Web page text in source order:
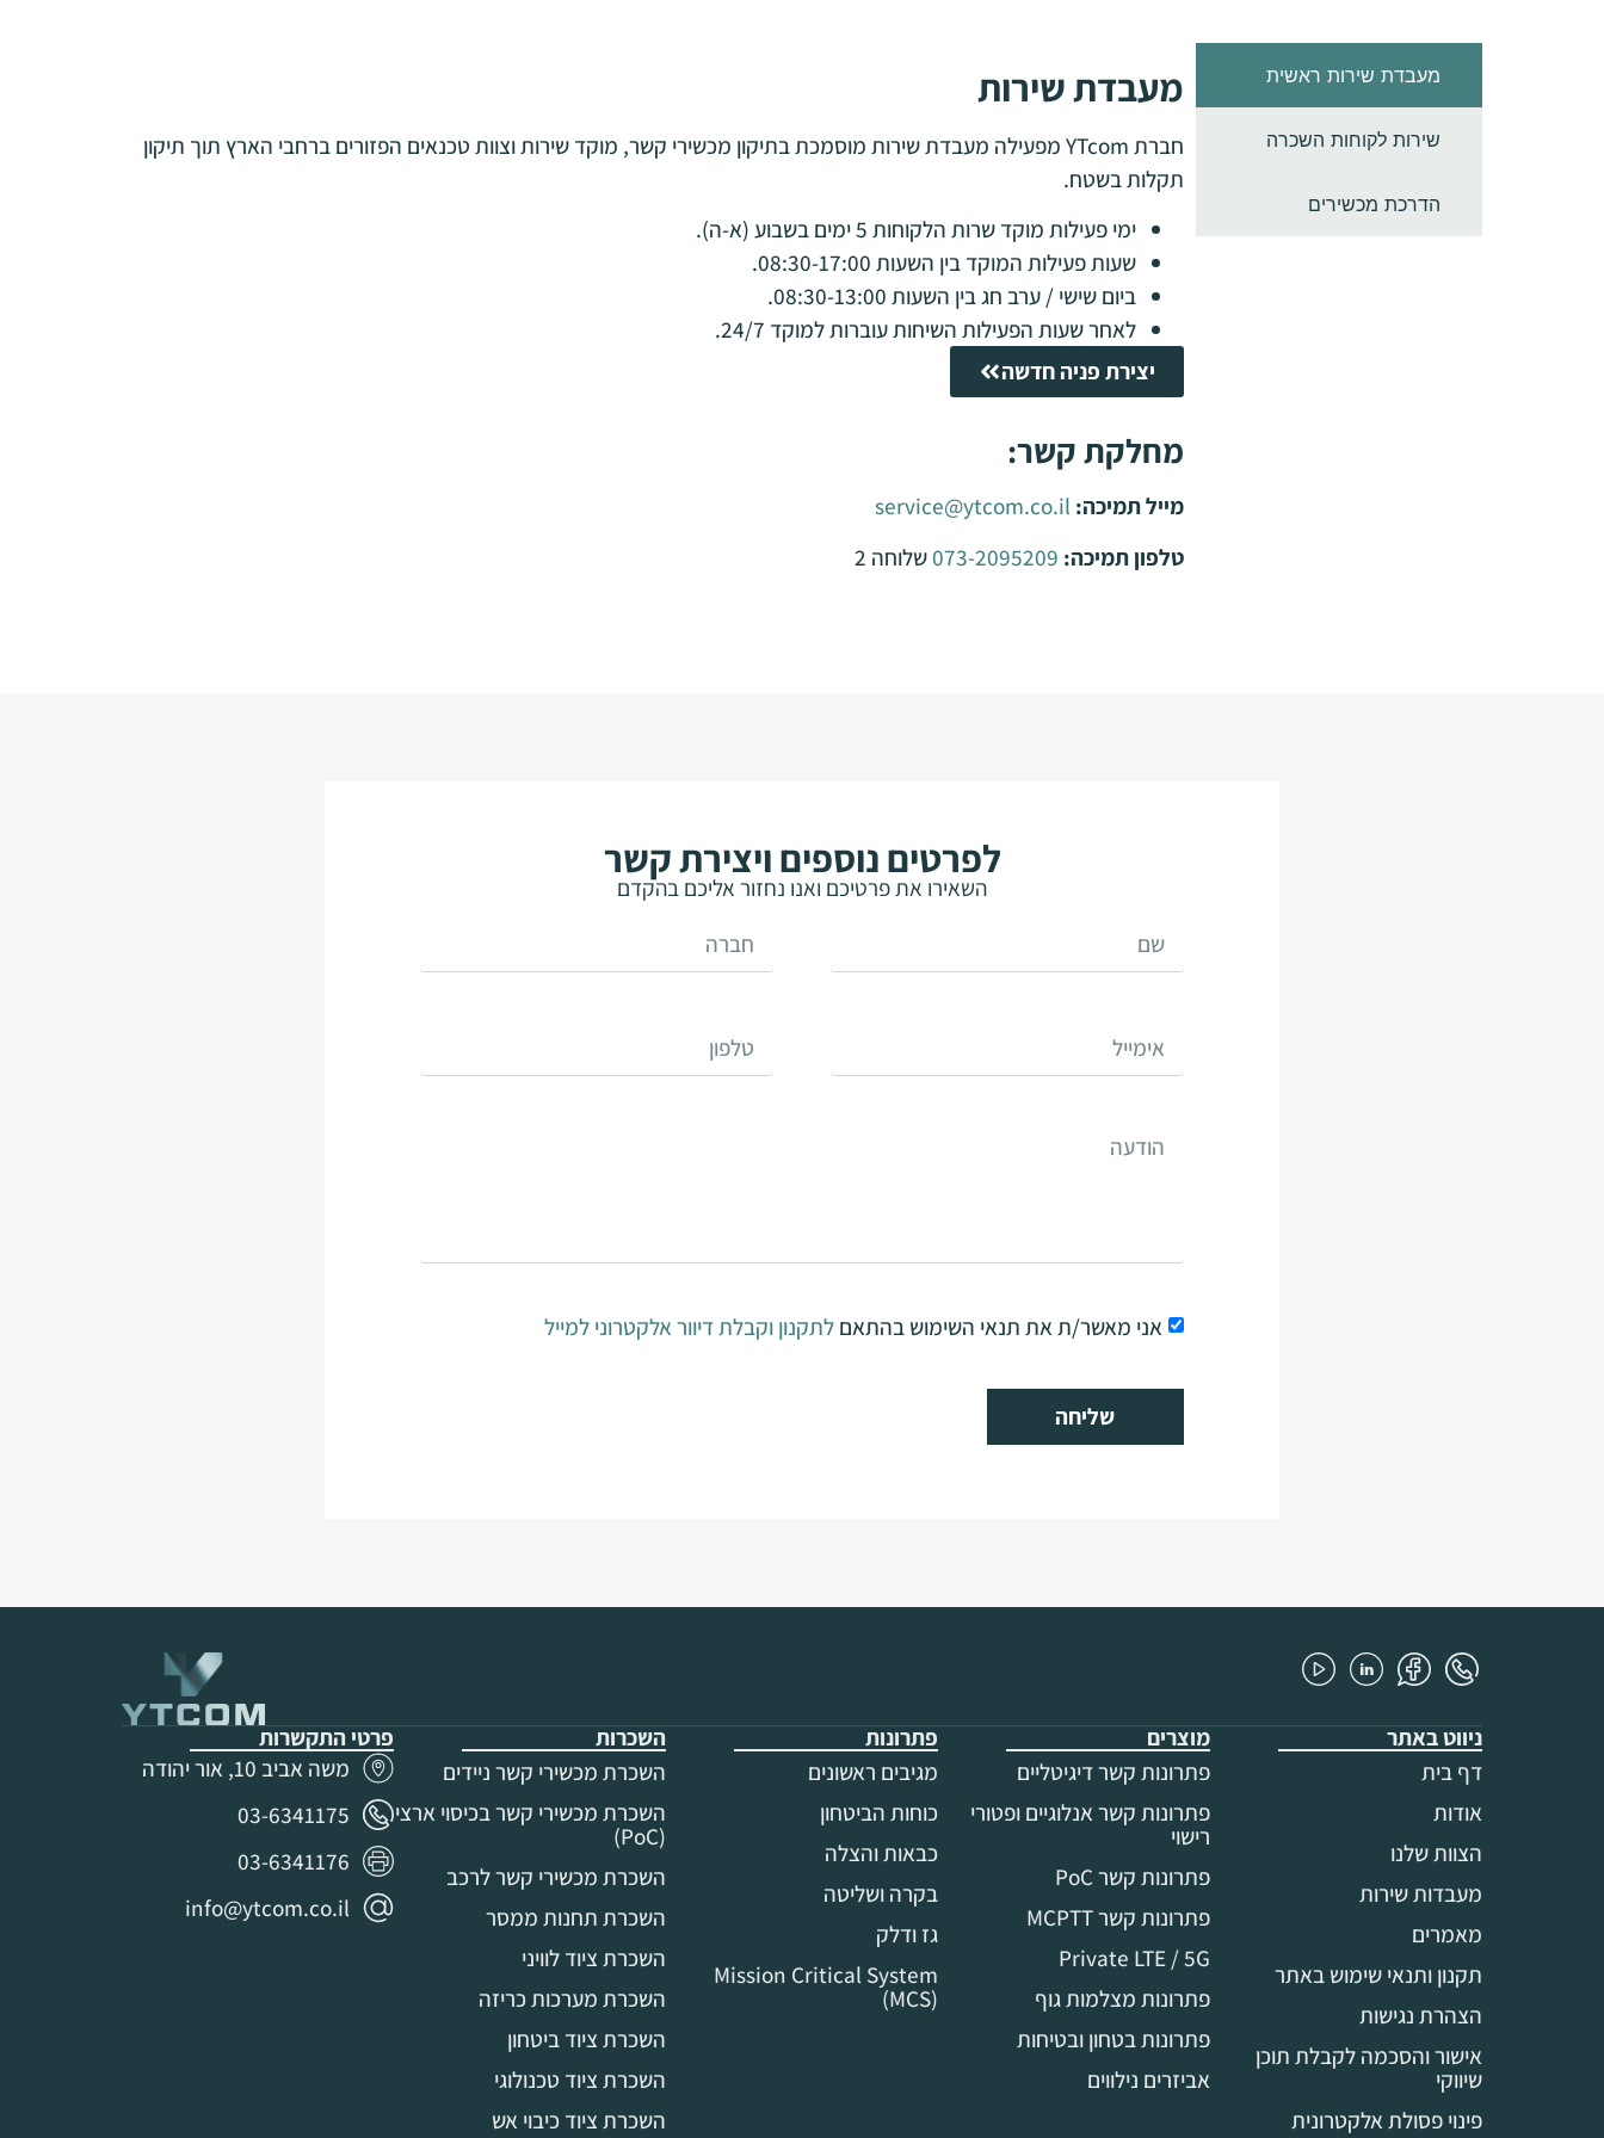
מעבדת שירות ראשית
שירות לקוחות השכרה
הדרכת מכשירים
מעבדת שירות
חברת YTcom מפעילה מעבדת שירות מוסמכת בתיקון מכשירי קשר, מוקד שירות וצוות טכנאים הפזורים ברחבי הארץ תוך תיקון
תקלות בשטח.
ימי פעילות מוקד שרות הלקוחות 5 ימים בשבוע (א-ה).
שעות פעילות המוקד בין השעות 08:30-17:00.
ביום שישי / ערב חג בין השעות 08:30-13:00.
לאחר שעות הפעילות השיחות עוברות למוקד 24/7.
יצירת פניה חדשה
מחלקת קשר:
מייל תמיכה:service@ytcom.co.il
טלפון תמיכה: 073-2095209שלוחה 2
לפרטים נוספים ויצירת קשר
השאירו את פרטיכם ואנו נחזור אליכם בהקדם
אני מאשר/ת את תנאי השימוש בהתאםלתקנון וקבלת דיוור אלקטרוני למייל
שליחה
ניווט באתר
דף בית
אודות
הצוות שלנו
מעבדות שירות
מאמרים
תקנון ותנאי שימוש באתר
הצהרת נגישות
אישור והסכמה לקבלת תוכן
שיווקי
פינוי פסולת אלקטרונית
מוצרים
פתרונות קשר דיגיטליים
פתרונות קשר אנלוגיים ופטורי
רישוי
פתרונות קשר PoC
פתרונות קשר MCPTT
Private LTE / 5G
פתרונות מצלמות גוף
פתרונות בטחון ובטיחות
אביזרים נילווים
פתרונות
מגיבים ראשונים
כוחות הביטחון
כבאות והצלה
בקרה ושליטה
גז ודלק
Mission Critical System
(MCS)
השכרות
השכרת מכשירי קשר ניידים
השכרת מכשירי קשר בכיסוי ארצי
(PoC)
השכרת מכשירי קשר לרכב
השכרת תחנות ממסר
השכרת ציוד לוויני
השכרת מערכות כריזה
השכרת ציוד ביטחון
השכרת ציוד טכנולוגי
השכרת ציוד כיבוי אש
פרטי התקשרות
משה אביב 10, אור יהודה
03-6341175
03-6341176
info@ytcom.co.il